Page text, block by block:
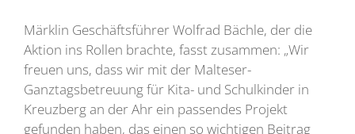
Märklin Geschäftsführer Wolfrad Bächle, der die
Aktion ins Rollen brachte, fasst zusammen: „Wir
freuen uns, dass wir mit der Malteser-
Ganztagsbetreuung für Kita- und Schulkinder in
Kreuzberg an der Ahr ein passendes Projekt
gefunden haben, das einen so wichtigen Beitrag